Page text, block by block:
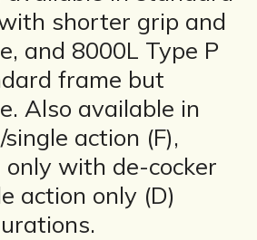
shorter grip and
and 8000L Type P
frame but
Also available in
action (F),
only with de-cocker
action only (D)